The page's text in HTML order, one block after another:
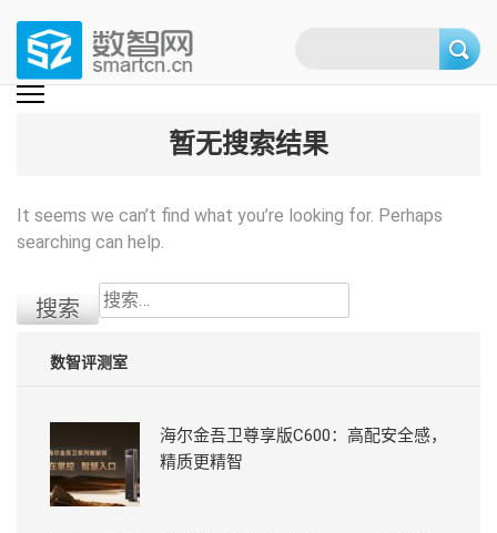
content
(Press
数智网
智能家居第一资讯门户 | 智能家居系统，智能家居产品，智能家居解决方
暂无搜索结果
It seems we can’t find what you’re looking for. Perhaps
searching can help.
搜
索：
数智评测室
海尔金吾卫尊享版C600：高配安全感，
精质更精智